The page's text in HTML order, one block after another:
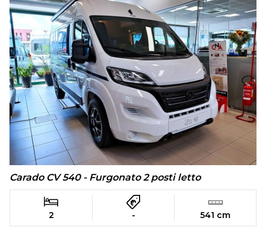
Carado CV 540 - Furgonato 2 posti letto
2 - 541 cm